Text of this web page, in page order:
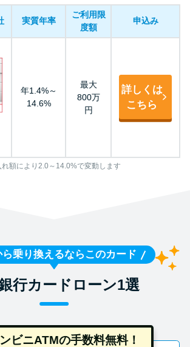
実質年率
ご利用限
度額
申込み
年1.4%～
14.6%
最大
800万
円
詳しくは
こちら
額により2.0～14.0%で変動します
ら乗り換えるならこのカード
行カードローン1選
ビニATMの手数料無料！